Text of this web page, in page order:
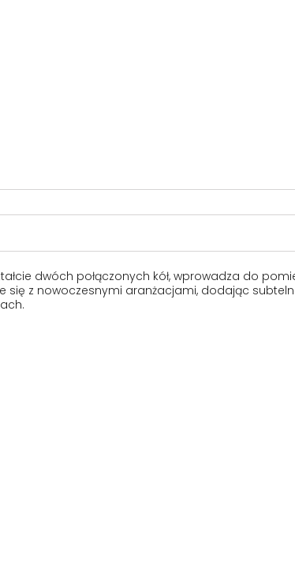
dwóch połączonych kół, wprowadza do
z nowoczesnymi aranżacjami, dodając